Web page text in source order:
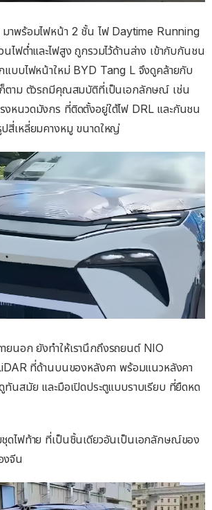
มาพร้อมไฟหน้า 2 ชั้น ไฟ Daytime Running
ไฟต่ำและไฟสูง ถูกรวมไว้ด้านล่าง เข้ากับกันชน
แบบไฟหน้าใหม่ BYD Tang L จึงดูคล้ายกับ
ตาม ตัวรถมีคุณสมบัติที่เป็นเอกลักษณ์ เช่น
งหนวดมังกร ที่ติดตั้งอยู่ใต้ไฟ DRL และกันชน
สี่เหลี่ยมคางหมู ขนาดใหญ่
ยนอก ยังทำให้เรานึกถึงรถยนต์ NIO
ที่ด้านบนของหลังคา พร้อมแนวหลังคา
ทันสมัย และมือเปิดประตูแบบราบเรียบ ที่ยืดหด
ดไฟท้าย ที่เป็นชิ้นเดียวอันเป็นเอกลักษณ์ของ
งจีน